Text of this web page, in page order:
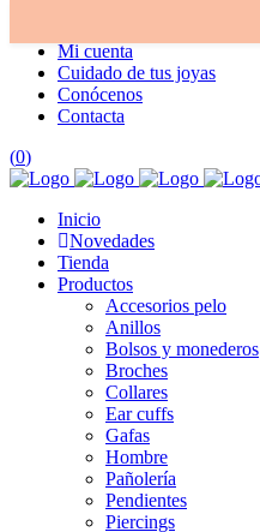
Mi cuenta
Cuidado de tus joyas
Conócenos
Contacta
(0)
Inicio
Novedades
Tienda
Productos
Accesorios pelo
Anillos
Bolsos y monederos
Broches
Collares
Ear cuffs
Gafas
Hombre
Pañolería
Pendientes
Piercings